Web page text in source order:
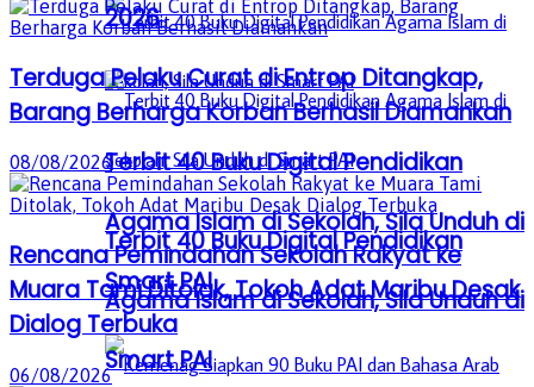
Terbit 40 Buku Digital Pendidikan
Agama Islam di Sekolah, Sila Unduh di
Smart PAI
2026
Terbit 40 Buku Digital Pendidikan
Agama Islam di Sekolah, Sila Unduh di
Smart PAI
Terduga Pelaku Curat di Entrop Ditangkap,
Barang Berharga Korban Berhasil Diamankan
08/08/2026
Rencana Pemindahan Sekolah Rakyat ke
Muara Tami Ditolak, Tokoh Adat Maribu Desak
Dialog Terbuka
06/08/2026